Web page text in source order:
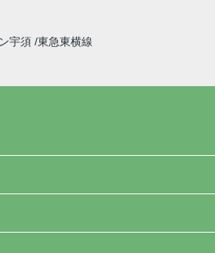
宇須 東急東横線